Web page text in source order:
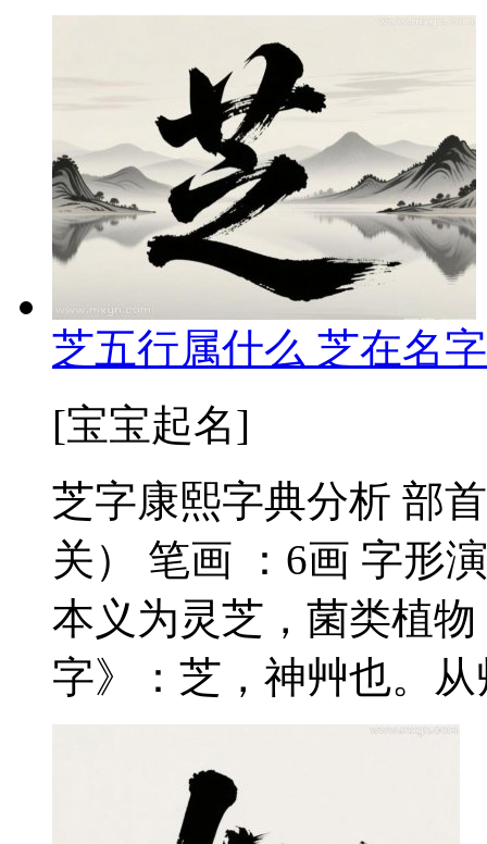
芝五行属什么 芝在名
[宝宝起名]
芝字康熙字典分析 部
关） 笔画 ：6画 字形
本义为灵芝，菌类植
字》：芝，神艸也。